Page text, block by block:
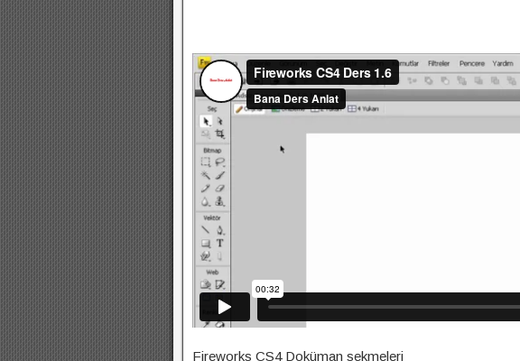
Fireworks CS4 Doküman sekmeleri